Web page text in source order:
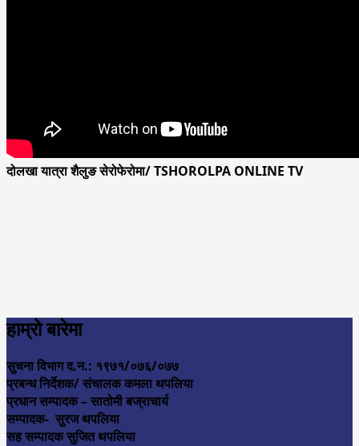
दोलखा यात्रा शैलुङ सेरोफेरोमा/ TSHOROLPA ONLINE TV
हाम्रो बारेमा
सुचना विभाग द.न.: १९७१/०७६/०७७
प्रबन्ध निर्देशक/ संचालक कमला थपलिया
प्रधान सम्पादक – सातोमी बज्राचार्य
सम्पादक- सुरज थपलिया
सह सम्पादक सुजित थपलिया